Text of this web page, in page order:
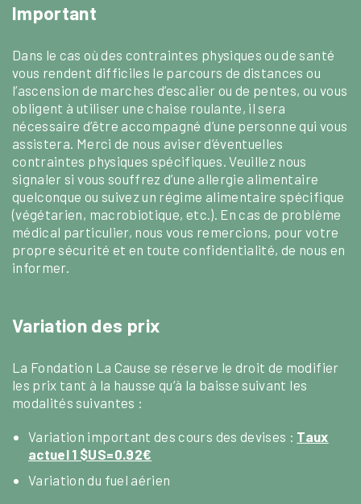
Important
Dans le cas où des contraintes physiques ou de santé
vous rendent difficiles le parcours de distances ou
l’ascension de marches d’escalier ou de pentes, ou vous
obligent à utiliser une chaise roulante, il sera
nécessaire d’être accompagné d’une personne qui vous
assistera. Merci de nous aviser d’éventuelles
contraintes physiques spécifiques. Veuillez nous
signaler si vous souffrez d’une allergie alimentaire
quelconque ou suivez un régime alimentaire spécifique
(végétarien, macrobiotique, etc.). En cas de problème
médical particulier, nous vous remercions, pour votre
propre sécurité et en toute confidentialité, de nous en
informer.
Variation des prix
La Fondation La Cause se réserve le droit de modifier
les prix tant à la hausse qu’à la baisse suivant les
modalités suivantes :
Variation important des cours des devises : Taux
actuel 1 $US=0.92€
Variation du fuel aérien